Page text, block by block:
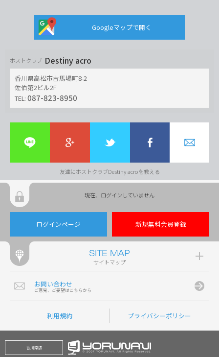
Googleマップで開く
ホストクラブ Destiny acro
香川県高松市古馬場町8-2
佐伯第2ビル2F
TEL: 087-823-8950
友達にホストクラブDestiny acroを教える
現在、ログインしていません
ログインページ 新規無料会員登録
サイトマップ
お問い合わせ
ご意見、ご要望はこちらから
利用規約 プライバシーポリシー
香川県版